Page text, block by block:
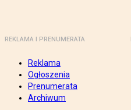
REKLAMA I PRENUMERATA
Reklama
Ogłoszenia
Prenumerata
Archiwum